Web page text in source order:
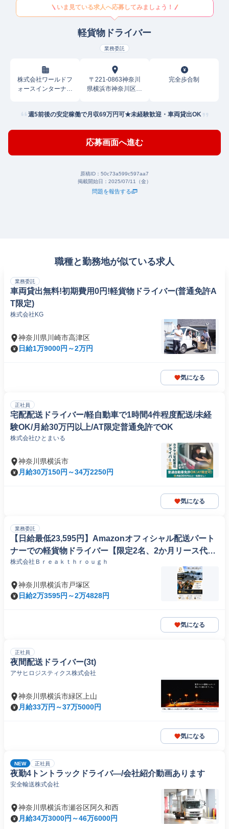
いま見ている求人へ応募してみましょう！
軽貨物ドライバー
業務委託
株式会社ワールドフ
ォースインターナシ
〒221-0863神奈川
県横浜市神奈川区羽
完全歩合制
週5前後の安定稼働で月収69万円可★未経験歓迎・車両貸出OK
応募画面へ進む
原稿ID： 50c73a599c597aa7
掲載開始日： 2025/07/11（金）
問題を報告する
職種と勤務地が似ている求人
業務委託
車両貸出無料!初期費用0円!軽貨物ドライバー(普通免許A
T限定)
株式会社KG
神奈川県川崎市高津区
日給1万9000円～2万円
気になる
正社員
宅配配送ドライバー/軽自動車で1時間4件程度配送/未経
験OK/月給30万円以上/AT限定普通免許でOK
株式会社ひとまいる
神奈川県横浜市
月給30万150円～34万2250円
気になる
業務委託
【日給最低23,595円】Amazonオフィシャル配送パート
ナーでの軽貨物ドライバー【限定2名、2か月リース代無
料】
株式会社Ｂｒｅａｋｔｈｒｏｕｇｈ
神奈川県横浜市戸塚区
日給2万3595円～2万4828円
気になる
正社員
夜間配送ドライバー(3t)
アサヒロジスティクス株式会社
神奈川県横浜市緑区上山
月給33万円～37万5000円
気になる
NEW 正社員
夜勤4トントラックドライバ―/会社紹介動画あります
安全輸送株式会社
神奈川県横浜市瀬谷区阿久和西
月給34万3000円～46万6000円